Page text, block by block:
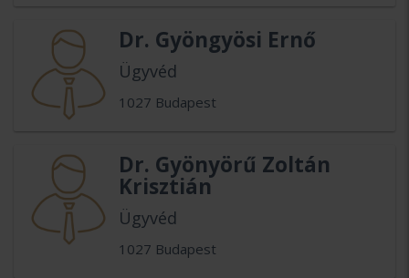
Dr. Gyöngyösi Ernő
Ügyvéd
1027 Budapest
Dr. Gyönyörű Zoltán
Krisztián
Ügyvéd
1027 Budapest